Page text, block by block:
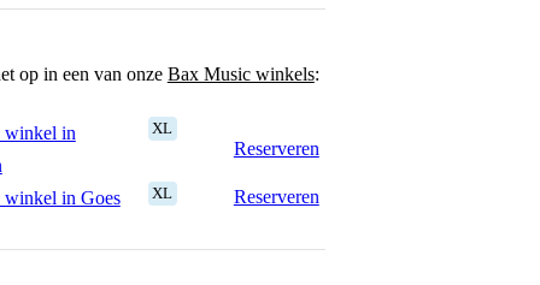
op in een van onze Bax Music winkels:
winkel in
XL
Reserveren
in Goes XL Reserveren